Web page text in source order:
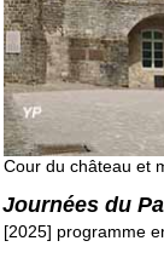
Cour du château et
Journées du
[2025] programme